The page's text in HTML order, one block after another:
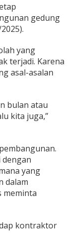
gedung
yang
terjadi. Karena
asal-asalan
bulan atau
kita juga,”
yang
dalam
meminta
kontraktor